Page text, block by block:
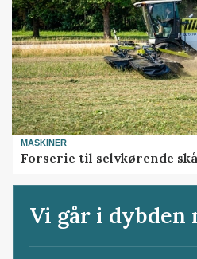
MASKINER
Forserie til selvkørende
Vi går i dybden